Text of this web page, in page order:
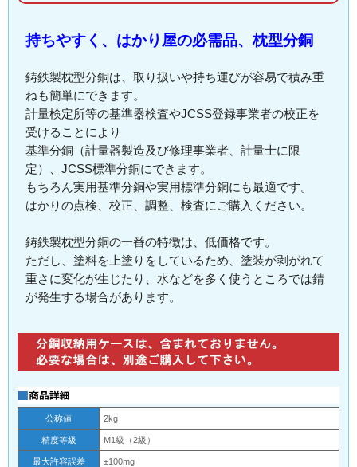
持ちやすく、はかり屋の必需品、枕型分銅
鋳鉄製枕型分銅は、取り扱いや持ち運びが容易で積み重
ねも簡単にできます。
計量検定所等の基準器検査やJCSS登録事業者の校正を
受けることにより
基準分銅（計量器製造及び修理事業者、計量士に限
定）、JCSS標準分銅にできます。
もちろん実用基準分銅や実用標準分銅にも最適です。
はかりの点検、校正、調整、検査にご購入ください。
鋳鉄製枕型分銅の一番の特徴は、低価格です。
ただし、塗料を上塗りをしているため、塗装が剥がれて
重さに変化が生じたり、水などを多く使うところでは錆
が発生する場合があります。
公称値 2kg
精度等級 M1級（2級）
最大許容誤差 ±100mg